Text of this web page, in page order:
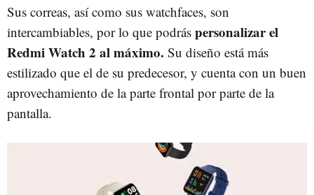
Sus correas, así como sus watchfaces, son
intercambiables, por lo que podrás personalizar el
Redmi Watch 2 al máximo. Su diseño está más
estilizado que el de su predecesor, y cuenta con un buen
aprovechamiento de la parte frontal por parte de la
pantalla.